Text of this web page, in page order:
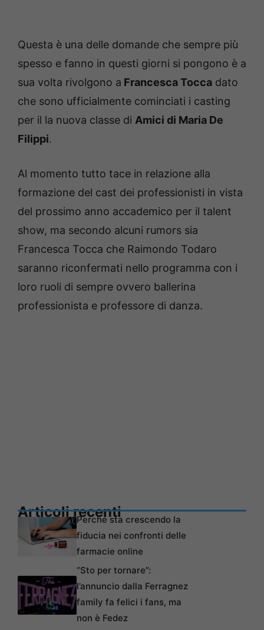
Questa è una delle domande che sempre più
spesso e fanno in questi giorni si pongono è a
sua volta rivolgono a Francesca Tocca dato
che sono ufficialmente cominciati i casting
per il la nuova classe di Amici di Maria De
Filippi.
Al momento tutto tace in relazione alla
formazione del cast dei professionisti in vista
del prossimo anno accademico per il talent
show, ma secondo alcuni rumors sia
Francesca Tocca che Raimondo Todaro
saranno riconfermati nello programma con i
loro ruoli di sempre ovvero ballerina
professionista e professore di danza.
Articoli recentiPerché sta crescendo la
fiducia nei confronti delle
farmacie online
“Sto per tornare”:
l’annuncio dalla Ferragnez
family fa felici i fans, ma
non è Fedez